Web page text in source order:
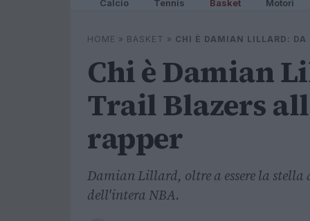
Calcio Tennis Basket Motori
HOME » BASKET » CHI È DAMIAN LILLARD: DA
Chi è Damian
Trail Blazers
rapper
Damian Lillard, oltre a essere la
dell'intera NBA.